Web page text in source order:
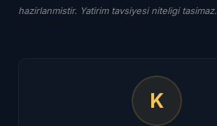
hazirlanmistir. Yatirim tavsiyesi niteligi tasimaz.
K